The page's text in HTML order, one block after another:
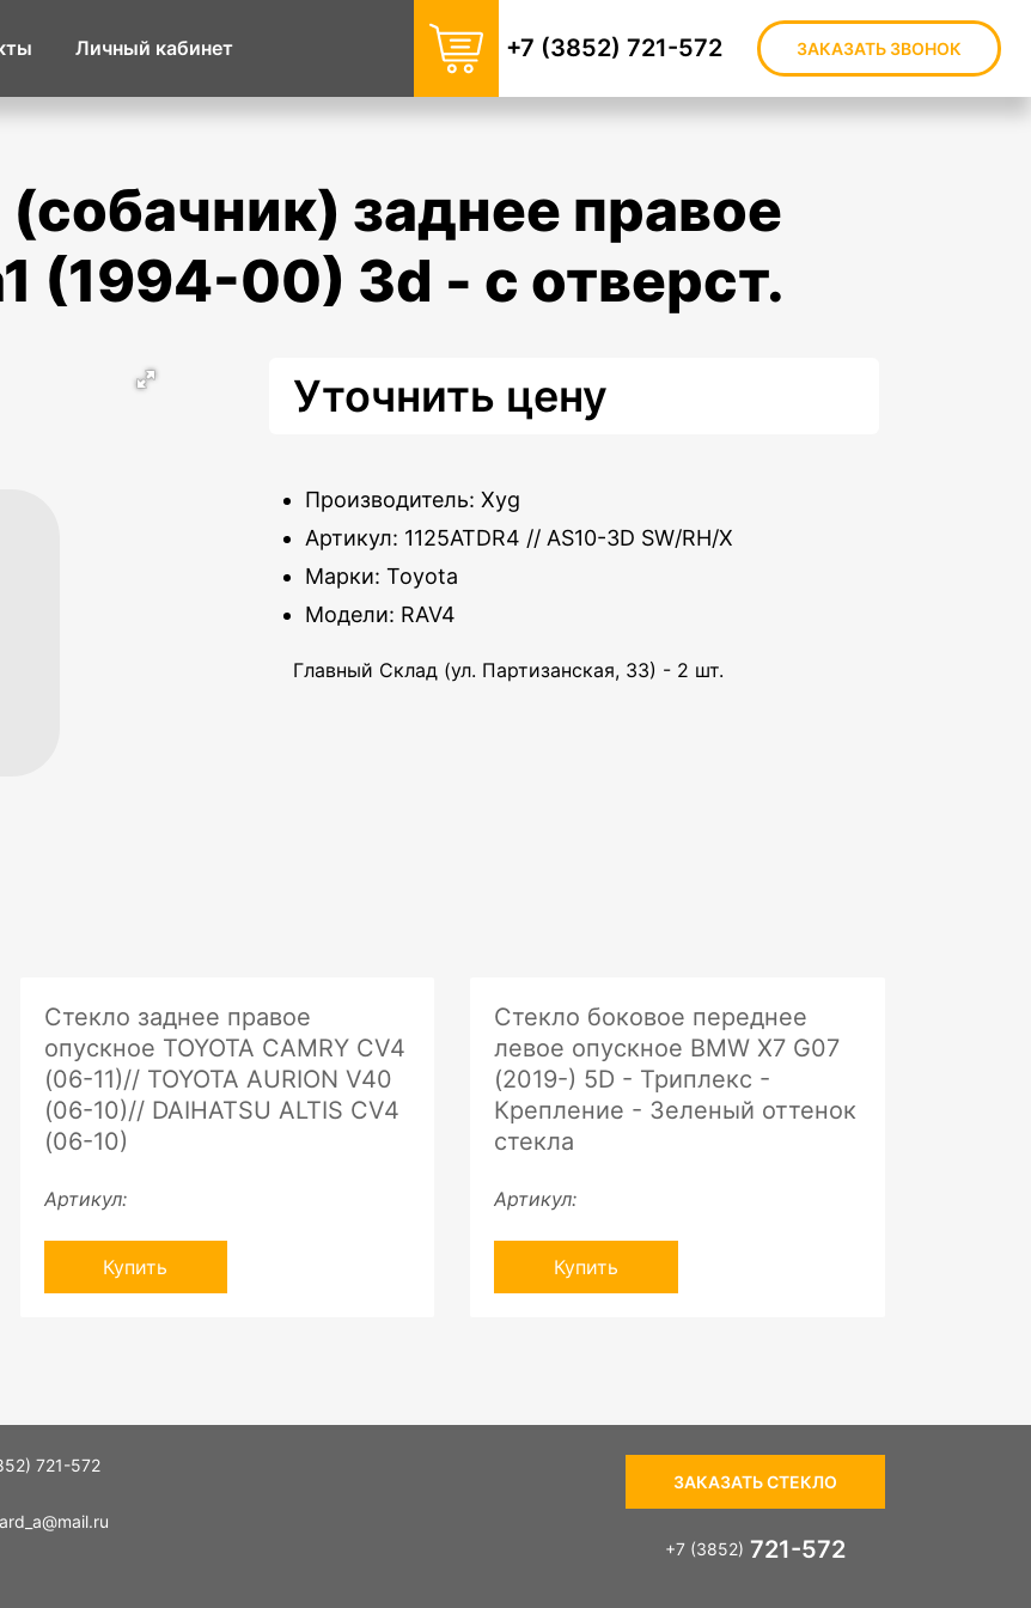
Личный кабинет +7 (3852) 721-572 ЗАКАЗАТЬ ЗВОНОК
(1994-00) 3d - с отверст.
Уточнить цену
Производитель: Xyg
Артикул: 1125ATDR4 // AS10-3D SW/RH/X
Марки: Toyota
Модели: RAV4
Главный Склад (ул. Партизанская, 33) - 2 шт.
Стекло заднее правое
опускное TOYOTA CAMRY CV4
(06-11)// TOYOTA AURION V40
(06-10)// DAIHATSU ALTIS CV4
(06-10)
Артикул:
Купить
Стекло боковое переднее
левое опускное BMW X7 G07
(2019-) 5D - Триплекс -
Крепление - Зеленый оттенок
стекла
Артикул:
Купить
721-572
ЗАКАЗАТЬ СТЕКЛО
+7 (3852) 721-572